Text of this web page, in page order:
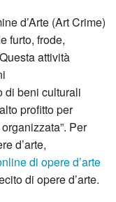
d’Arte (Art Crime)
furto, frode,
attività
di beni culturali
profitto per
Per
d’arte,
di opere d’arte
di opere d’arte.